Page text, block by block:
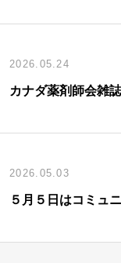
2026.05.24
カナダ薬剤師会雑
2026.05.03
５月５日はコミュ